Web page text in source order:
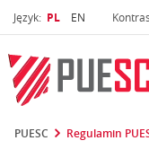
Język: Wybrany język
PL Wybierz język
EN
PUESC Regulamin